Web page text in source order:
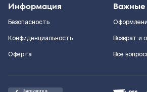
Информация
Безопасность
Конфиденциальность
Оферта
Важные
Возврат и
Все